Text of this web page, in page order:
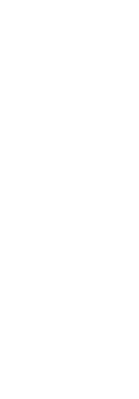
Рестайлинг